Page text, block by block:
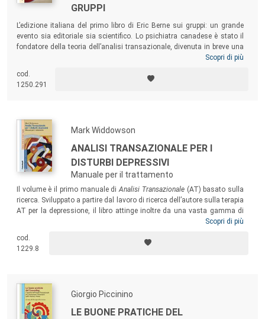
GRUPPI
L’edizione italiana del primo libro di Eric Berne sui gruppi: un grande
evento sia editoriale sia scientifico. Lo psichiatra canadese è stato il
fondatore della teoria dell’analisi transazionale, divenuta in breve una
delle psicoterapie più diffuse e conosciute, con diverse migliaia di
finalità di connettere i concetti di questa opera magistrale alla
condizione attuale dell’analisi transazionale.
Scopri di più
cod.
1250.291
Mark Widdowson
ANALISI TRANSAZIONALE PER I
DISTURBI DEPRESSIVI
Manuale per il trattamento
Il volume è il primo manuale diAnalisi Transazionale(AT) basato sulla
ricerca. Sviluppato a partire dal lavoro di ricerca dell’autore sulla terapia
AT per la depressione, il libro attinge inoltre da una vasta gamma di
recenti studi relativi alla depressione e al suo trattamento. Presenta al
depressione, nonché una guida chiara su come offrire una
psicoterapia efficace.
Scopri di più
cod.
1229.8
Giorgio Piccinino
LE BUONE PRATICHE DEL